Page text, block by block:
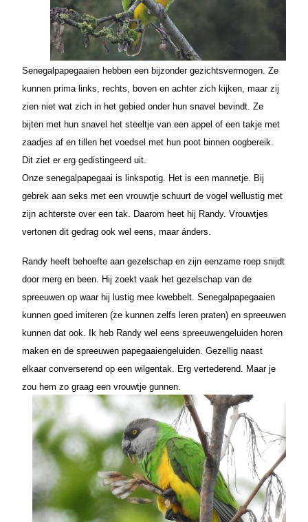
Senegalpapegaaien hebben een bijzonder gezichtsvermogen. Ze
kunnen prima links, rechts, boven en achter zich kijken, maar zij
zien niet wat zich in het gebied onder hun snavel bevindt. Ze
bijten met hun snavel het steeltje van een appel of een takje met
zaadjes af en tillen het voedsel met hun poot binnen oogbereik.
Dit ziet er erg gedistingeerd uit.
Onze senegalpapegaai is linkspotig. Het is een mannetje. Bij
gebrek aan seks met een vrouwtje schuurt de vogel wellustig met
zijn achterste over een tak. Daarom heet hij Randy. Vrouwtjes
vertonen dit gedrag ook wel eens, maar ánders.
Randy heeft behoefte aan gezelschap en zijn eenzame roep snijdt
door merg en been. Hij zoekt vaak het gezelschap van de
spreeuwen op waar hij lustig mee kwebbelt. Senegalpapegaaien
kunnen goed imiteren (ze kunnen zelfs leren praten) en spreeuwen
kunnen dat ook. Ik heb Randy wel eens spreeuwengeluiden horen
maken en de spreeuwen papegaaiengeluiden. Gezellig naast
elkaar converserend op een wilgentak. Erg vertederend. Maar je
zou hem zo graag een vrouwtje gunnen.